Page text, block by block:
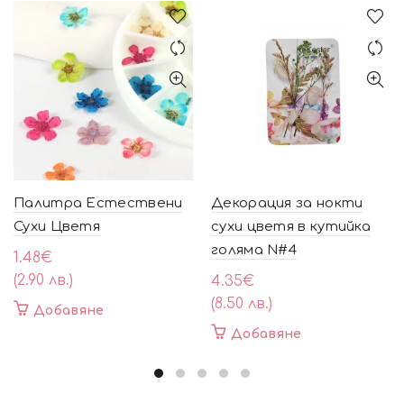
Палитра Естествени
Сухи Цветя
1.48€
(2.90 лв.)
Добавяне
Декорация за нокти
сухи цветя в кутийка
голяма N#4
4.35€
(8.50 лв.)
Добавяне